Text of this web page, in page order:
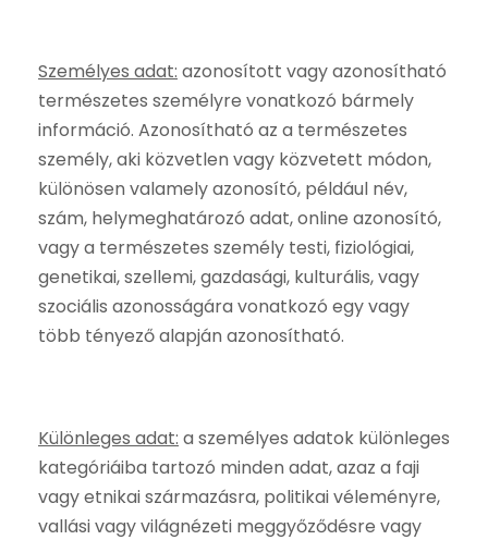
Személyes adat: azonosított vagy azonosítható
természetes személyre vonatkozó bármely
információ. Azonosítható az a természetes
személy, aki közvetlen vagy közvetett módon,
különösen valamely azonosító, például név,
szám, helymeghatározó adat, online azonosító,
vagy a természetes személy testi, fiziológiai,
genetikai, szellemi, gazdasági, kulturális, vagy
szociális azonosságára vonatkozó egy vagy
több tényező alapján azonosítható.
Különleges adat: a személyes adatok különleges
kategóriáiba tartozó minden adat, azaz a faji
vagy etnikai származásra, politikai véleményre,
vallási vagy világnézeti meggyőződésre vagy